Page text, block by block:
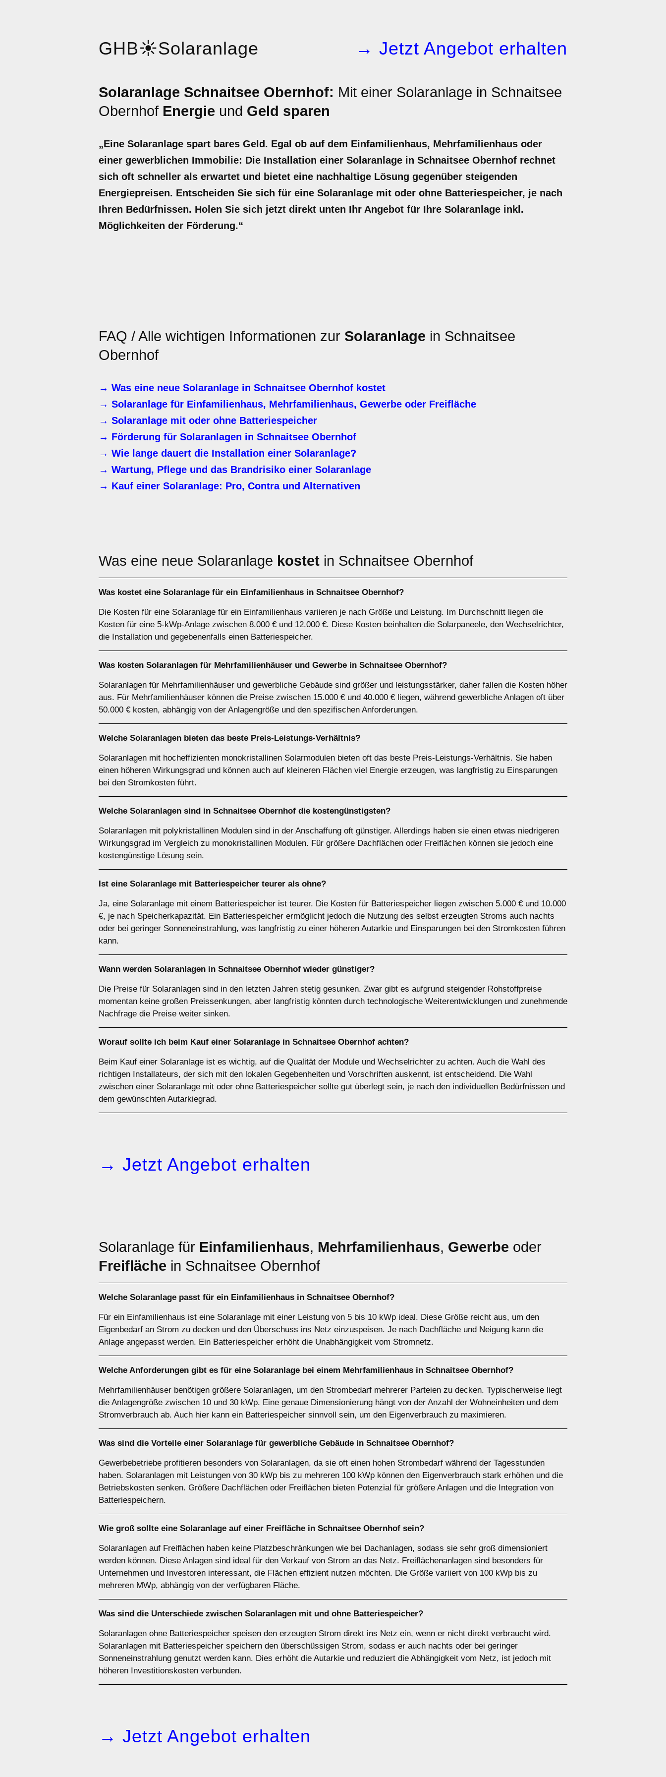
GHB☀️Solaranlage → Jetzt Angebot erhalten
Solaranlage Schnaitsee Obernhof: Mit einer Solaranlage in Schnaitsee
Obernhof Energie und Geld sparen
„Eine Solaranlage spart bares Geld. Egal ob auf dem Einfamilienhaus, Mehrfamilienhaus oder
einer gewerblichen Immobilie: Die Installation einer Solaranlage in Schnaitsee Obernhof rechnet
sich oft schneller als erwartet und bietet eine nachhaltige Lösung gegenüber steigenden
Energiepreisen. Entscheiden Sie sich für eine Solaranlage mit oder ohne Batteriespeicher, je nach
Ihren Bedürfnissen. Holen Sie sich jetzt direkt unten Ihr Angebot für Ihre Solaranlage inkl.
Möglichkeiten der Förderung.“
FAQ / Alle wichtigen Informationen zur Solaranlage in Schnaitsee
Obernhof
→ Was eine neue Solaranlage in Schnaitsee Obernhof kostet
→ Solaranlage für Einfamilienhaus, Mehrfamilienhaus, Gewerbe oder Freifläche
→ Solaranlage mit oder ohne Batteriespeicher
→ Förderung für Solaranlagen in Schnaitsee Obernhof
→ Wie lange dauert die Installation einer Solaranlage?
→ Wartung, Pflege und das Brandrisiko einer Solaranlage
→ Kauf einer Solaranlage: Pro, Contra und Alternativen
Was eine neue Solaranlage kostet in Schnaitsee Obernhof
Was kostet eine Solaranlage für ein Einfamilienhaus in Schnaitsee Obernhof?
Die Kosten für eine Solaranlage für ein Einfamilienhaus variieren je nach Größe und Leistung. Im Durchschnitt liegen die
Kosten für eine 5-kWp-Anlage zwischen 8.000 € und 12.000 €. Diese Kosten beinhalten die Solarpaneele, den Wechselrichter,
die Installation und gegebenenfalls einen Batteriespeicher.
Was kosten Solaranlagen für Mehrfamilienhäuser und Gewerbe in Schnaitsee Obernhof?
Solaranlagen für Mehrfamilienhäuser und gewerbliche Gebäude sind größer und leistungsstärker, daher fallen die Kosten höher
aus. Für Mehrfamilienhäuser können die Preise zwischen 15.000 € und 40.000 € liegen, während gewerbliche Anlagen oft über
50.000 € kosten, abhängig von der Anlagengröße und den spezifischen Anforderungen.
Welche Solaranlagen bieten das beste Preis-Leistungs-Verhältnis?
Solaranlagen mit hocheffizienten monokristallinen Solarmodulen bieten oft das beste Preis-Leistungs-Verhältnis. Sie haben
einen höheren Wirkungsgrad und können auch auf kleineren Flächen viel Energie erzeugen, was langfristig zu Einsparungen
bei den Stromkosten führt.
Welche Solaranlagen sind in Schnaitsee Obernhof die kostengünstigsten?
Solaranlagen mit polykristallinen Modulen sind in der Anschaffung oft günstiger. Allerdings haben sie einen etwas niedrigeren
Wirkungsgrad im Vergleich zu monokristallinen Modulen. Für größere Dachflächen oder Freiflächen können sie jedoch eine
kostengünstige Lösung sein.
Ist eine Solaranlage mit Batteriespeicher teurer als ohne?
Ja, eine Solaranlage mit einem Batteriespeicher ist teurer. Die Kosten für Batteriespeicher liegen zwischen 5.000 € und 10.000
€, je nach Speicherkapazität. Ein Batteriespeicher ermöglicht jedoch die Nutzung des selbst erzeugten Stroms auch nachts
oder bei geringer Sonneneinstrahlung, was langfristig zu einer höheren Autarkie und Einsparungen bei den Stromkosten führen
kann.
Wann werden Solaranlagen in Schnaitsee Obernhof wieder günstiger?
Die Preise für Solaranlagen sind in den letzten Jahren stetig gesunken. Zwar gibt es aufgrund steigender Rohstoffpreise
momentan keine großen Preissenkungen, aber langfristig könnten durch technologische Weiterentwicklungen und zunehmende
Nachfrage die Preise weiter sinken.
Worauf sollte ich beim Kauf einer Solaranlage in Schnaitsee Obernhof achten?
Beim Kauf einer Solaranlage ist es wichtig, auf die Qualität der Module und Wechselrichter zu achten. Auch die Wahl des
richtigen Installateurs, der sich mit den lokalen Gegebenheiten und Vorschriften auskennt, ist entscheidend. Die Wahl
zwischen einer Solaranlage mit oder ohne Batteriespeicher sollte gut überlegt sein, je nach den individuellen Bedürfnissen und
dem gewünschten Autarkiegrad.
→ Jetzt Angebot erhalten
Solaranlage für Einfamilienhaus, Mehrfamilienhaus, Gewerbe oder
Freifläche in Schnaitsee Obernhof
Welche Solaranlage passt für ein Einfamilienhaus in Schnaitsee Obernhof?
Für ein Einfamilienhaus ist eine Solaranlage mit einer Leistung von 5 bis 10 kWp ideal. Diese Größe reicht aus, um den
Eigenbedarf an Strom zu decken und den Überschuss ins Netz einzuspeisen. Je nach Dachfläche und Neigung kann die
Anlage angepasst werden. Ein Batteriespeicher erhöht die Unabhängigkeit vom Stromnetz.
Welche Anforderungen gibt es für eine Solaranlage bei einem Mehrfamilienhaus in Schnaitsee Obernhof?
Mehrfamilienhäuser benötigen größere Solaranlagen, um den Strombedarf mehrerer Parteien zu decken. Typischerweise liegt
die Anlagengröße zwischen 10 und 30 kWp. Eine genaue Dimensionierung hängt von der Anzahl der Wohneinheiten und dem
Stromverbrauch ab. Auch hier kann ein Batteriespeicher sinnvoll sein, um den Eigenverbrauch zu maximieren.
Was sind die Vorteile einer Solaranlage für gewerbliche Gebäude in Schnaitsee Obernhof?
Gewerbebetriebe profitieren besonders von Solaranlagen, da sie oft einen hohen Strombedarf während der Tagesstunden
haben. Solaranlagen mit Leistungen von 30 kWp bis zu mehreren 100 kWp können den Eigenverbrauch stark erhöhen und die
Betriebskosten senken. Größere Dachflächen oder Freiflächen bieten Potenzial für größere Anlagen und die Integration von
Batteriespeichern.
Wie groß sollte eine Solaranlage auf einer Freifläche in Schnaitsee Obernhof sein?
Solaranlagen auf Freiflächen haben keine Platzbeschränkungen wie bei Dachanlagen, sodass sie sehr groß dimensioniert
werden können. Diese Anlagen sind ideal für den Verkauf von Strom an das Netz. Freiflächenanlagen sind besonders für
Unternehmen und Investoren interessant, die Flächen effizient nutzen möchten. Die Größe variiert von 100 kWp bis zu
mehreren MWp, abhängig von der verfügbaren Fläche.
Was sind die Unterschiede zwischen Solaranlagen mit und ohne Batteriespeicher?
Solaranlagen ohne Batteriespeicher speisen den erzeugten Strom direkt ins Netz ein, wenn er nicht direkt verbraucht wird.
Solaranlagen mit Batteriespeicher speichern den überschüssigen Strom, sodass er auch nachts oder bei geringer
Sonneneinstrahlung genutzt werden kann. Dies erhöht die Autarkie und reduziert die Abhängigkeit vom Netz, ist jedoch mit
höheren Investitionskosten verbunden.
→ Jetzt Angebot erhalten